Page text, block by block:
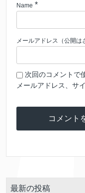
Name *
メールアドレス（公開は
次回のコメントで
メールアドレス、サ
最新の投稿